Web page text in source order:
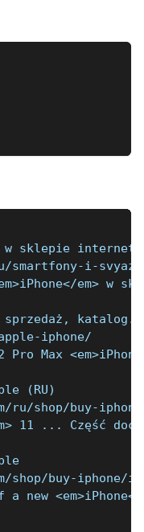
sklepie
i-svyaz-
em> w
sprzedaż,
iphone/
Max
(RU)
shop/buy-
11 ... Część
buy-iphone/
new